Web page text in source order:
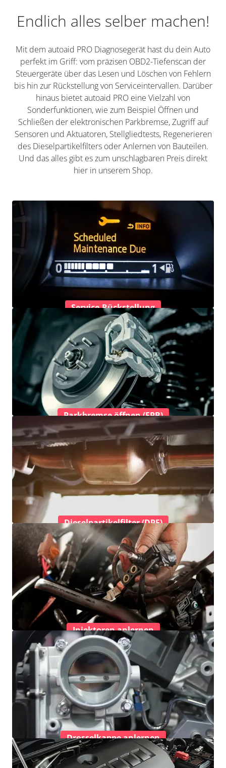
Endlich alles selber machen!
Mit dem autoaid PRO Diagnosegerät hast du dein Auto
perfekt im Griff: vom präzisen OBD2-Tiefenscan der
Steuergeräte über das Lesen und Löschen von Fehlern
bis hin zur Rückstellung von Serviceintervallen. Darüber
hinaus bietet autoaid PRO eine Vielzahl von
Sonderfunktionen, wie zum Beispiel Öffnen und
Schließen der elektronischen Parkbremse, Zugriff auf
Sensoren und Aktuatoren, Stellgliedtests, Regenerieren
des Dieselpartikelfilters oder Anlernen von Bauteilen.
Und das alles gibt es zum unschlagbaren Preis direkt
hier in unserem Shop.
Service-Rückstellung
Parkbremse öffnen (EPB)
Dieselpartikelfilter (DPF)
Injektoren anlernen
Drosselkappe anlernen